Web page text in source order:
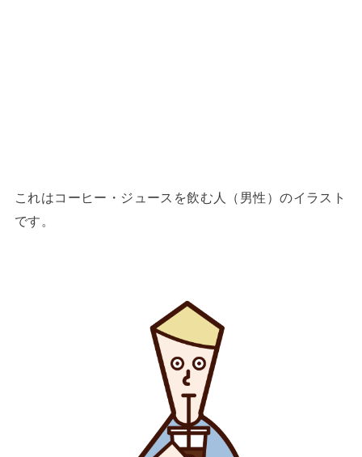
これはコーヒー・ジュースを飲む人（男性）のイラスト
です。